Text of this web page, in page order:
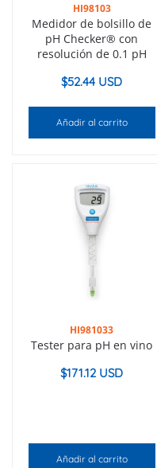
HI98103
Medidor de bolsillo de
pH Checker® con
resolución de 0.1 pH
$52.44 USD
Añadir al carrito
HI981033
Tester para pH en vino
$171.12 USD
Añadir al carrito